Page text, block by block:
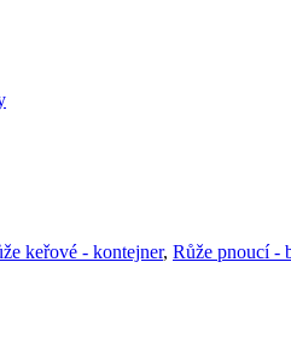
keřové - kontejner, Růže pnoucí -